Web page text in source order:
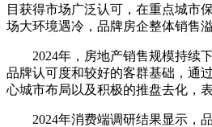
目获得市场广泛认可，在重点城市
场大环境遇冷，品牌房企整体销售
2024年，房地产销售规模持续下
品牌认可度和较好的客群基础，通
心城市布局以及积极的推盘去化，
2024年消费端调研结果显示，品